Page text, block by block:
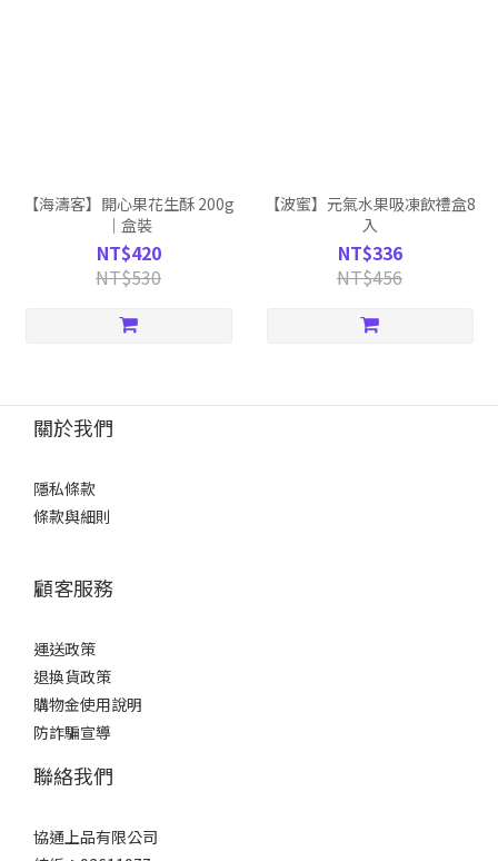
【海濤客】開心果花生酥 200g
｜盒裝
NT$420
NT$530
【波蜜】元氣水果吸凍飲禮盒8
入
NT$336
NT$456
關於我們
隱私條款
條款與細則
顧客服務
運送政策
退換貨政策
購物金使用說明
防詐騙宣導
聯絡我們
協通上品有限公司